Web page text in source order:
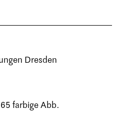
Dresden
farbige Abb.